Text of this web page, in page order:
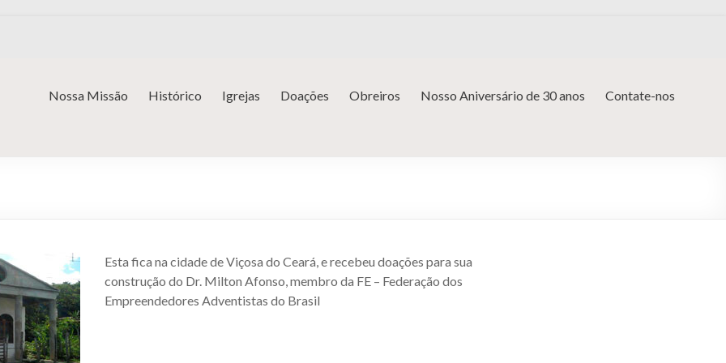
Nossa Missão Histórico Igrejas Doações Obreiros Nosso Aniversário de 30 anos Contate-nos
Esta fica na cidade de Viçosa do Ceará, e recebeu doações para sua
construção do Dr. Milton Afonso, membro da FE – Federação dos
Empreendedores Adventistas do Brasil